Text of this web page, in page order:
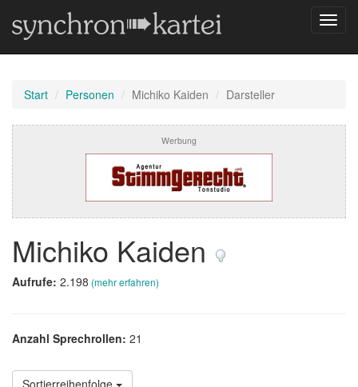
Start Personen Michiko Kaiden Darsteller
Werbung
Michiko Kaiden
Aufrufe: 2.198 (mehr erfahren)
Anzahl Sprechrollen: 21
Sortierreihenfolge